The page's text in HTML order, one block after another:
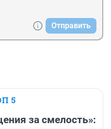
Отправить
5
за смелость»: